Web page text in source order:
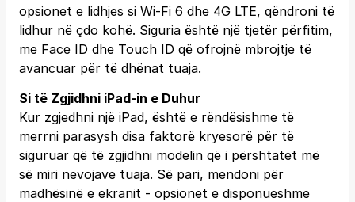
opsionet e lidhjes si Wi-Fi 6 dhe 4G LTE, qëndroni të
lidhur në çdo kohë. Siguria është një tjetër përfitim,
me Face ID dhe Touch ID që ofrojnë mbrojtje të
avancuar për të dhënat tuaja.
Si të Zgjidhni iPad-in e Duhur
Kur zgjedhni një iPad, është e rëndësishme të
merrni parasysh disa faktorë kryesorë për të
siguruar që të zgjidhni modelin që i përshtatet më
së miri nevojave tuaja. Së pari, mendoni për
madhësinë e ekranit - opsionet e disponueshme